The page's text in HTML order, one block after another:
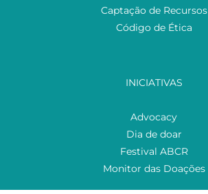
Captação de Recursos
Código de Ética
INICIATIVAS
Advocacy
Dia de doar
Festival ABCR
Monitor das Doações